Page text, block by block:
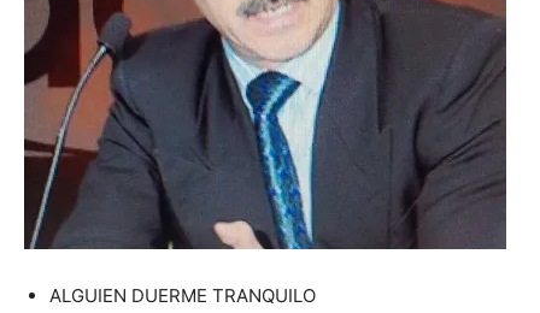
ALGUIEN DUERME TRANQUILO